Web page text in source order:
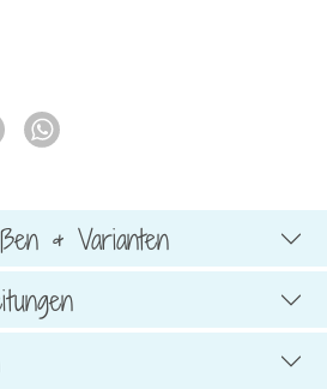
& Varianten